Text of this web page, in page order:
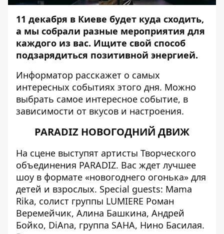
11 декабря в Киеве будет куда сходить,
а мы собрали разные мероприятия для
каждого из вас. Ищите свой способ
подзарядиться позитивной энергией.
Информатор расскажет о самых
интересных событиях этого дня. Можно
выбрать самое интересное событие, в
зависимости от вкусов и настроения.
PARADIZ НОВОГОДНИЙ ДВИЖ
На сцене выступят артисты Творческого
объединения PARADIZ. Вас ждет лучшее
шоу в формате «новогоднего огонька» для
детей и взрослых. Special guests: Mama
Rika, солист группы LUMIERЕ Роман
Веремейчик, Алина Башкина, Андрей
Бойко, DiAna, группа SAHA, Нино Басилая.